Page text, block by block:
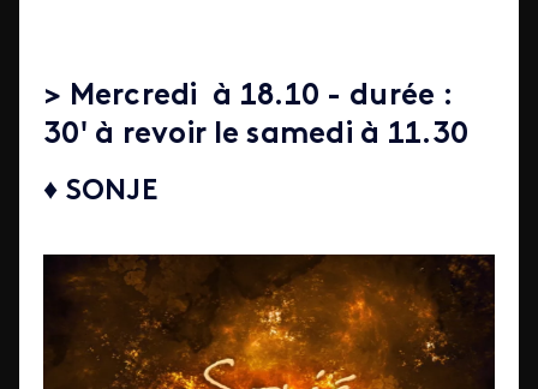
> Mercredi à 18.10 - durée :
30' à revoir le samedi à 11.30
♦ SONJE